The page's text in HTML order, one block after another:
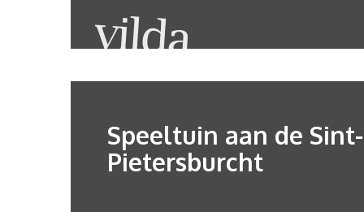
Speeltuin aan de Sint-
Pietersburcht